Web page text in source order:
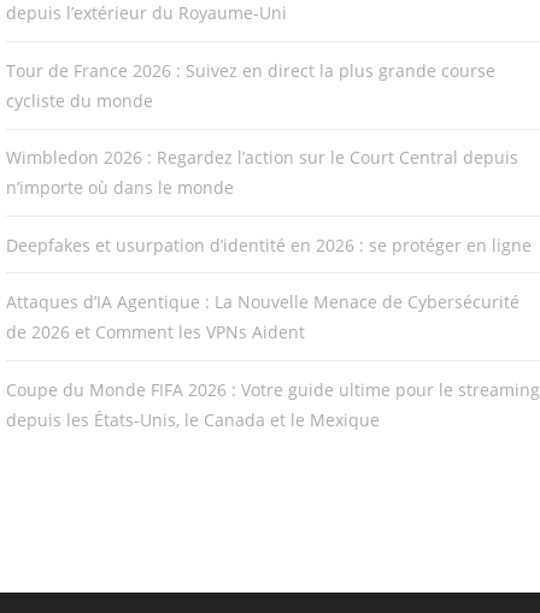
depuis l’extérieur du Royaume-Uni
Tour de France 2026 : Suivez en direct la plus grande course
cycliste du monde
Wimbledon 2026 : Regardez l’action sur le Court Central depuis
n’importe où dans le monde
Deepfakes et usurpation d’identité en 2026 : se protéger en ligne
Attaques d’IA Agentique : La Nouvelle Menace de Cybersécurité
de 2026 et Comment les VPNs Aident
Coupe du Monde FIFA 2026 : Votre guide ultime pour le streaming
depuis les États-Unis, le Canada et le Mexique